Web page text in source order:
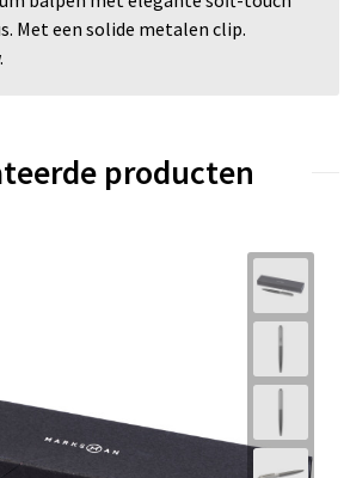
Met een solide metalen clip.
producten